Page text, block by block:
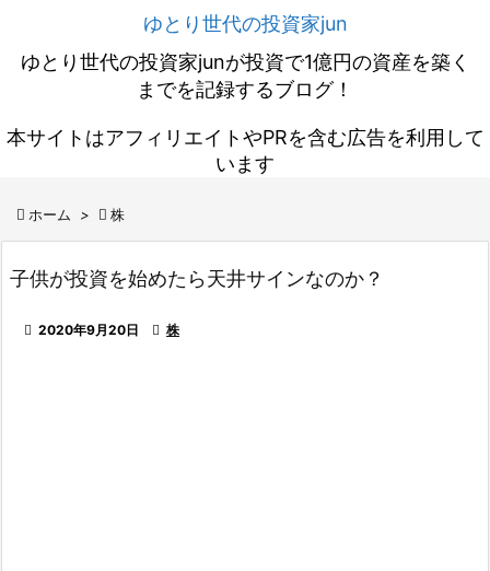
ゆとり世代の投資家jun
ゆとり世代の投資家junが投資で1億円の資産を築く
までを記録するブログ！
本サイトはアフィリエイトやPRを含む広告を利用して
います
 ホーム >  株
子供が投資を始めたら天井サインなのか？
 2020年9月20日  株